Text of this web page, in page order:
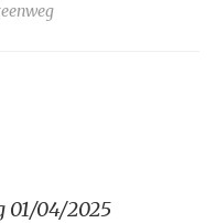
01/04/2025